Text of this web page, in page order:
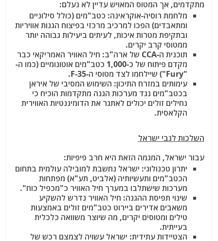
מתקדמים, אך המטוס המאויש עדיין לא נעלם:
מלחמת רוסיה-אוקראינה: כטב"מים (כולל סילוניים
ומתאבדים) הפכו למרכיב מרכזי בפיצוח הגנות אוויריות
ובתקיפת מטרות איכות, לעיתים ביעילות גבוהה יותר
ממטוסי קרב יקרים.
תוכנית ה-CCA של ארה"ב: חיל האוויר האמריקאי כבר
מקדם פיתוח של כ-1,000 כטב"מים אוטונומיים (כמו ה-
"Fury") שיילחמו לצד מטוסי ה-F-35.
עימותים במזרח התיכון: השימוש המסיבי של איראן
בכטב"מים נגד מערכות הגנה מתקדמות הוכיח כי
נחילים זולים יכולים לאתגר את הדומיננטיות האווירית
הקלאסית.
השלכות לגבי ישראל
עבור ישראל, המגמה הזאת היא חרב פיפיות:
יתרון טכנולוגי: ישראל נחשבת למובילה עולמית בתחום
הכטב"מים ותעשיותיה (אלביט, תע"א) מפתחות
מערכות שישתלבו במערך חיל האוויר כ"מכפיל כוח".
שינוי תפיסת ההגנה: חיל האוויר נדרש להשקיע
משאבים אדירים ביירוט כטב"מים זולים באמצעות
טילים ומטוסים יקרים, מה שיוצר משוואה כלכלית
בעייתית.
הצטיידות עתידית: ישראל עשויה לצמצם רכש של